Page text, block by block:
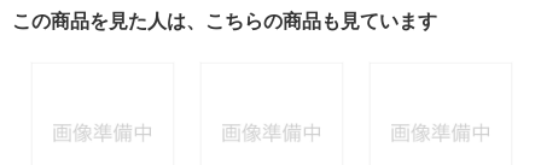
この商品を見た人は、こちらの商品も見ています